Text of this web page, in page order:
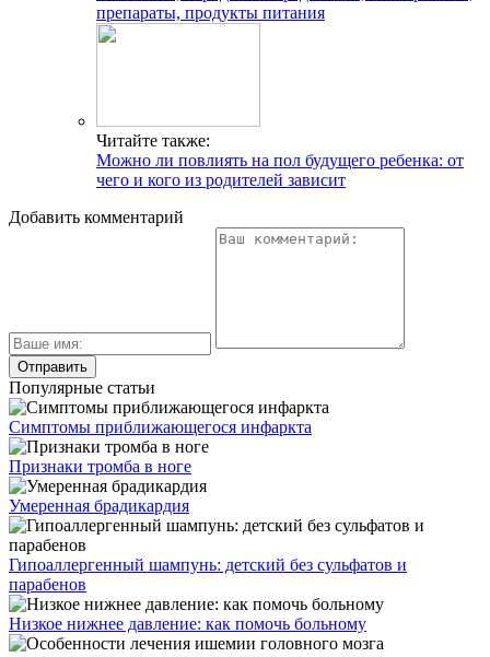
препараты, продукты питания
Читайте также:
Можно ли повлиять на пол будущего ребенка: от
чего и кого из родителей зависит
Добавить комментарий
Популярные статьи
Симптомы приближающегося инфаркта
Признаки тромба в ноге
Умеренная брадикардия
Гипоаллергенный шампунь: детский без сульфатов и
парабенов
Низкое нижнее давление: как помочь больному